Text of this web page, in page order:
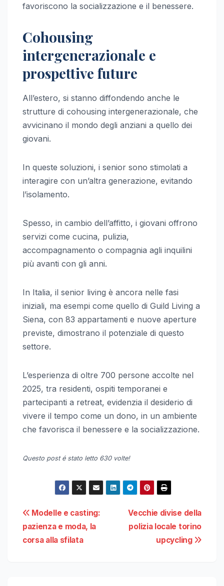
favoriscono la socializzazione e il benessere.
Cohousing
intergenerazionale e
prospettive future
All’estero, si stanno diffondendo anche le
strutture di cohousing intergenerazionale, che
avvicinano il mondo degli anziani a quello dei
giovani.
In queste soluzioni, i senior sono stimolati a
interagire con un’altra generazione, evitando
l’isolamento.
Spesso, in cambio dell’affitto, i giovani offrono
servizi come cucina, pulizia,
accompagnamento o compagnia agli inquilini
più avanti con gli anni.
In Italia, il senior living è ancora nelle fasi
iniziali, ma esempi come quello di Guild Living a
Siena, con 83 appartamenti e nuove aperture
previste, dimostrano il potenziale di questo
settore.
L’esperienza di oltre 700 persone accolte nel
2025, tra residenti, ospiti temporanei e
partecipanti a retreat, evidenzia il desiderio di
vivere il tempo come un dono, in un ambiente
che favorisca il benessere e la socializzazione.
Questo post é stato letto 630 volte!
Navigazione
articoli
Vecchie divise della
polizia locale torino
upcycling
Modelle e casting:
pazienza e moda, la
corsa alla sfilata